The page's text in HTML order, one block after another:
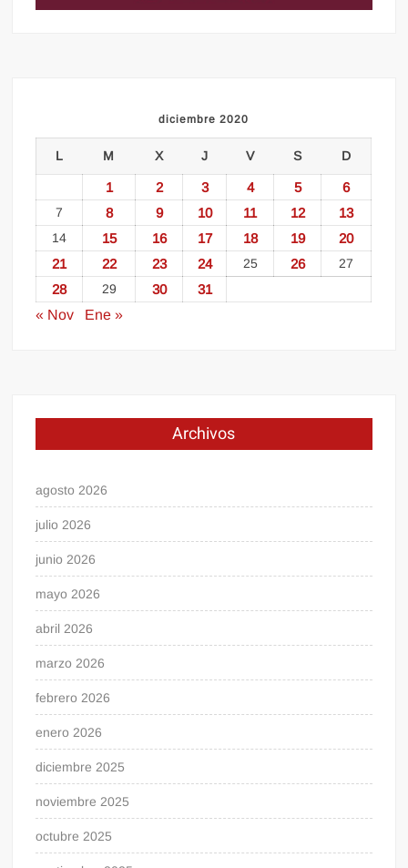
diciembre 2020
L M X J V S D
1 2 3 4 5 6
7 8 9 10 11 12 13
14 15 16 17 18 19
20
21
22 23 24 25 26 27
28 29 30
31
« Nov
Ene »
Archivos
agosto 2026
julio 2026
junio 2026
mayo 2026
abril 2026
marzo 2026
febrero 2026
enero 2026
diciembre 2025
noviembre 2025
octubre 2025